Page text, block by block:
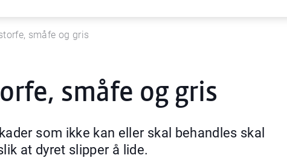
småfe og gris
småfe og gris
som ikke kan eller skal behandles skal
at dyret slipper å lide.